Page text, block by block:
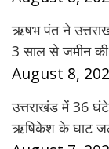
ऋषभ पंत ने
3 साल से जमीन
August 8,
उत्तराखंड में 36
ऋषिकेश के घाट